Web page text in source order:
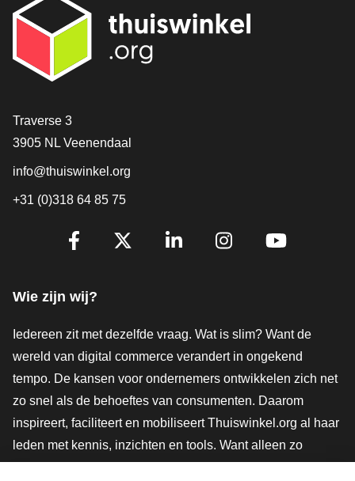
Contact
Traverse 3
3905 NL Veenendaal
info@thuiswinkel.org
+31 (0)318 64 85 75
Volg je ons al?
Wie zijn wij?
Iedereen zit met dezelfde vraag. Wat is slim? Want de
wereld van digital commerce verandert in ongekend
tempo. De kansen voor ondernemers ontwikkelen zich net
zo snel als de behoeftes van consumenten. Daarom
inspireert, faciliteert en mobiliseert Thuiswinkel.org al haar
leden met kennis, inzichten en tools. Want alleen zo